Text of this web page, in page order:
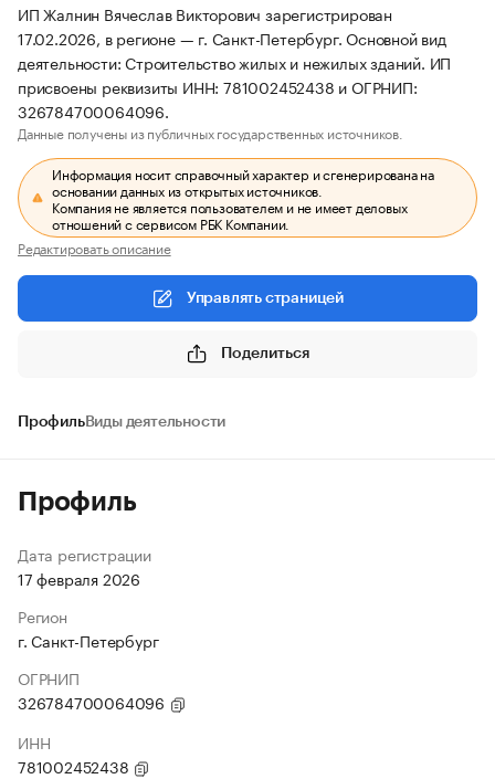
ИП Жалнин Вячеслав Викторович зарегистрирован
17.02.2026, в регионе — г. Санкт-Петербург. Основной вид
деятельности: Строительство жилых и нежилых зданий. ИП
присвоены реквизиты ИНН: 781002452438 и ОГРНИП:
326784700064096.
Данные получены из публичных государственных источников.
Информация носит справочный характер и сгенерирована на
основании данных из открытых источников.
Компания не является пользователем и не имеет деловых
отношений с сервисом РБК Компании.
Редактировать описание
Управлять страницей
Поделиться
ПрофильВиды деятельности
Профиль
Дата регистрации
17 февраля 2026
Регион
г. Санкт-Петербург
ОГРНИП
326784700064096
ИНН
781002452438